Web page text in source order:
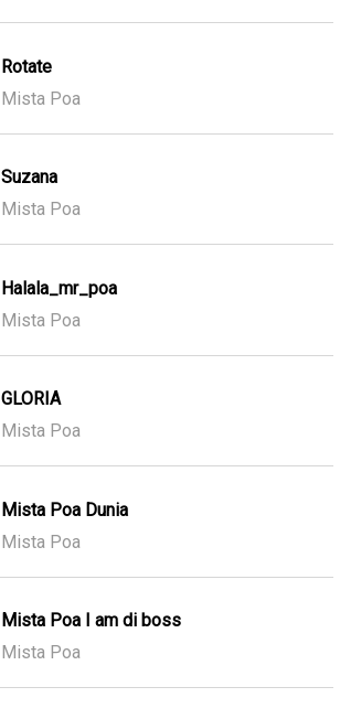
Rotate
Mista Poa
Suzana
Mista Poa
Halala_mr_poa
Mista Poa
GLORIA
Mista Poa
Mista Poa Dunia
Mista Poa
Mista Poa I am di boss
Mista Poa